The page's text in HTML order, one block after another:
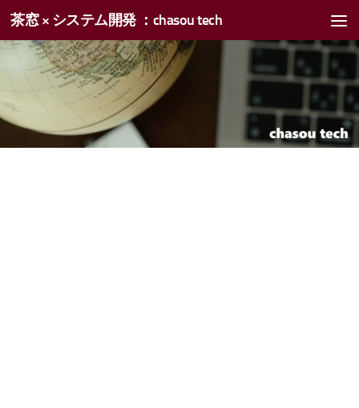
コンテンツへスキップ
茶窓 × システム開発 ：chasou tech